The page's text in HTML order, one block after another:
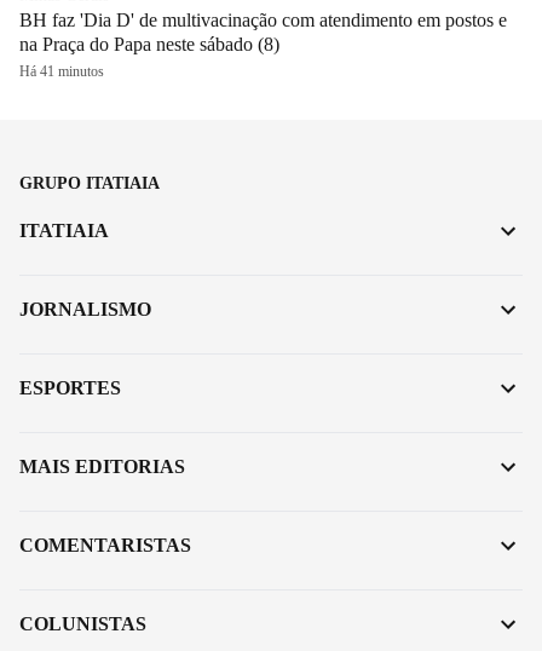
BH faz 'Dia D' de multivacinação com atendimento em postos e
na Praça do Papa neste sábado (8)
Há 41 minutos
GRUPO ITATIAIA
ITATIAIA
JORNALISMO
ESPORTES
MAIS EDITORIAS
COMENTARISTAS
COLUNISTAS